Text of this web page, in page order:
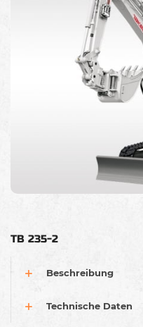
TB 235-2
Beschreibung
Technische Daten